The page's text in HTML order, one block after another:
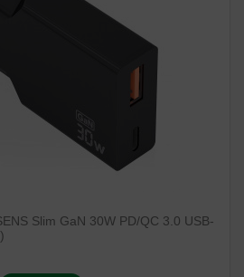
Slim GaN 30W PD/QC 3.0 USB-